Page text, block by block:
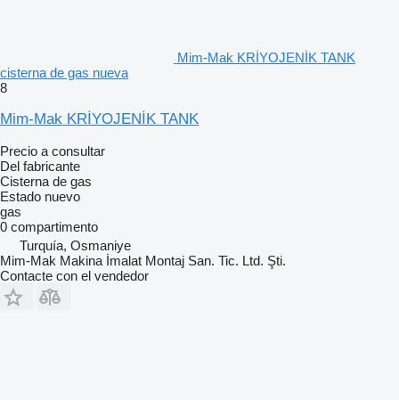
Mim-Mak KRİYOJENİK TANK
cisterna de gas nueva
8
Mim-Mak KRİYOJENİK TANK
Precio a consultar
Del fabricante
Cisterna de gas
Estado nuevo
gas
0 compartimento
Turquía, Osmaniye
Mim-Mak Makina İmalat Montaj San. Tic. Ltd. Şti.
Contacte con el vendedor